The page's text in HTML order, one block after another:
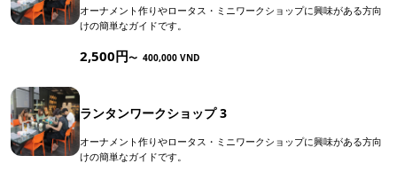
オーナメント作りやロータス・ミニワークショップに興味がある方向
けの簡単なガイドです。
2,500円〜 400,000 VND
ランタンワークショップ 3
オーナメント作りやロータス・ミニワークショップに興味がある方向
けの簡単なガイドです。